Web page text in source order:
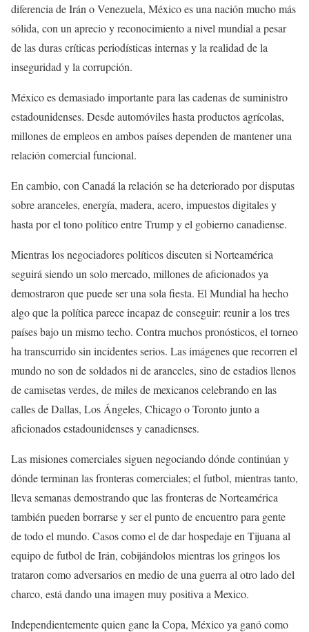
diferencia de Irán o Venezuela, México es una nación mucho más
sólida, con un aprecio y reconocimiento a nivel mundial a pesar
de las duras críticas periodísticas internas y la realidad de la
inseguridad y la corrupción.
México es demasiado importante para las cadenas de suministro
estadounidenses. Desde automóviles hasta productos agrícolas,
millones de empleos en ambos países dependen de mantener una
relación comercial funcional.
En cambio, con Canadá la relación se ha deteriorado por disputas
sobre aranceles, energía, madera, acero, impuestos digitales y
hasta por el tono político entre Trump y el gobierno canadiense.
Mientras los negociadores políticos discuten si Norteamérica
seguirá siendo un solo mercado, millones de aficionados ya
demostraron que puede ser una sola fiesta. El Mundial ha hecho
algo que la política parece incapaz de conseguir: reunir a los tres
países bajo un mismo techo. Contra muchos pronósticos, el torneo
ha transcurrido sin incidentes serios. Las imágenes que recorren el
mundo no son de soldados ni de aranceles, sino de estadios llenos
de camisetas verdes, de miles de mexicanos celebrando en las
calles de Dallas, Los Ángeles, Chicago o Toronto junto a
aficionados estadounidenses y canadienses.
Las misiones comerciales siguen negociando dónde continúan y
dónde terminan las fronteras comerciales; el futbol, mientras tanto,
lleva semanas demostrando que las fronteras de Norteamérica
también pueden borrarse y ser el punto de encuentro para gente
de todo el mundo. Casos como el de dar hospedaje en Tijuana al
equipo de futbol de Irán, cobijándolos mientras los gringos los
trataron como adversarios en medio de una guerra al otro lado del
charco, está dando una imagen muy positiva a Mexico.
Independientemente quien gane la Copa, México ya ganó como